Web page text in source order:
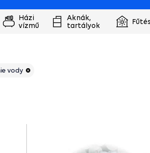
Házi
vízmű
Aknák,
tartályok
Fűtés
vody